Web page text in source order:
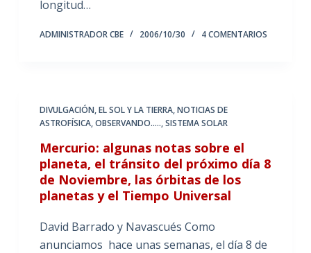
longitud…
ADMINISTRADOR CBE 2006/10/30 4 COMENTARIOS
DIVULGACIÓN,EL SOL Y LA TIERRA,NOTICIAS DE
ASTROFÍSICA,OBSERVANDO.....,SISTEMA SOLAR
Mercurio: algunas notas sobre el
planeta, el tránsito del próximo día 8
de Noviembre, las órbitas de los
planetas y el Tiempo Universal
David Barrado y Navascués Como
anunciamos hace unas semanas, el día 8 de